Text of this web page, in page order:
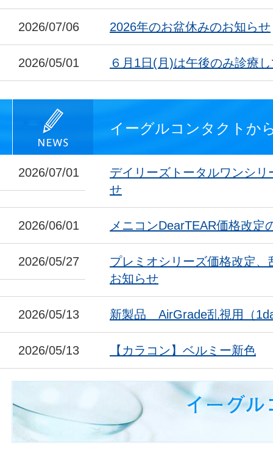
2026/07/06 2026年のお盆休みのお知らせ
2026/05/01 ６月1日(月)は午後のみ診療
イーグルコンタクトか
2026/07/01
デイリーズトータルワンシ
せ
2026/06/01 メニコンDearTEAR価格改定
2026/05/27
プレミオシリーズ価格改定
お知らせ
2026/05/13 新製品 AirGrade乱視用（
2026/05/13 【カラコン】ベルミー新色